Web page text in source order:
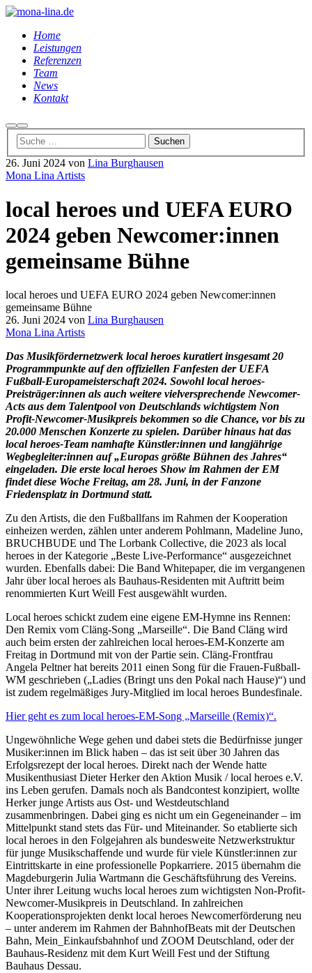
Home
Leistungen
Referenzen
Team
News
Kontakt
Suchen
Hauptmenü
26. Juni 2024 von Lina Burghausen
Mona Lina Artists
local heroes und UEFA EURO
2024 geben Newcomer:innen
gemeinsame Bühne
local heroes und UEFA EURO 2024 geben Newcomer:innen
gemeinsame Bühne
26. Juni 2024 von Lina Burghausen
Mona Lina Artists
Das Musikfördernetzwerk local heroes kuratiert insgesamt 20
Programmpunkte auf den offiziellen Fanfesten der UEFA
Fußball-Europameisterschaft 2024. Sowohl local heroes-
Preisträger:innen als auch weitere vielversprechende Newcomer-
Acts aus dem Talentpool von Deutschlands wichtigstem Non
Profit-Newcomer-Musikpreis bekommen so die Chance, vor bis zu
20.000 Menschen Konzerte zu spielen. Darüber hinaus hat das
local heroes-Team namhafte Künstler:innen und langjährige
Wegbegleiter:innen auf „Europas größte Bühnen des Jahres“
eingeladen. Die erste local heroes Show im Rahmen der EM
findet diese Woche Freitag, am 28. Juni, in der Fanzone
Friedensplatz in Dortmund statt.
Zu den Artists, die den Fußballfans im Rahmen der Kooperation
einheizen werden, zählen unter anderem Pohlmann, Madeline Juno,
BRUCHBUDE und The Lorbank Collective, die 2023 als local
heroes in der Kategorie „Beste Live-Performance“ ausgezeichnet
wurden. Ebenfalls dabei: Die Band Whitepaper, die im vergangenen
Jahr über local heroes als Bauhaus-Residenten mit Auftritt beim
renommierten Kurt Weill Fest ausgewählt wurden.
Local heroes schickt zudem eine eigene EM-Hymne ins Rennen:
Den Remix vom Cläng-Song „Marseille“. Die Band Cläng wird
auch beim ersten der zahlreichen local heroes-EM-Konzerte am
Freitag in Dortmund mit von der Partie sein. Cläng-Frontfrau
Angela Peltner hat bereits 2011 einen Song für die Frauen-Fußball-
WM geschrieben („Ladies (Bringt uns den Pokal nach Hause)“) und
ist zudem regelmäßiges Jury-Mitglied im local heroes Bundesfinale.
Hier geht es zum local heroes-EM-Song „Marseille (Remix)“.
Ungewöhnliche Wege gehen und dabei stets die Bedürfnisse junger
Musiker:innen im Blick haben – das ist seit über 30 Jahren das
Erfolgsrezept der local heroes. Direkt nach der Wende hatte
Musikenthusiast Dieter Herker den Aktion Musik / local heroes e.V.
ins Leben gerufen. Damals noch als Bandcontest konzipiert, wollte
Herker junge Artists aus Ost- und Westdeutschland
zusammenbringen. Dabei ging es nicht um ein Gegeneinander – im
Mittelpunkt stand stets das Für- und Miteinander. So etablierte sich
local heroes in den Folgejahren als bundesweite Netzwerkstruktur
für junge Musikschaffende und wurde für viele Künstler:innen zur
Eintrittskarte in eine professionelle Popkarriere. 2015 übernahm die
Magdeburgerin Julia Wartmann die Geschäftsführung des Vereins.
Unter ihrer Leitung wuchs local heroes zum wichtigsten Non-Profit-
Newcomer-Musikpreis in Deutschland. In zahlreichen
Kooperationsprojekten denkt local heroes Newcomerförderung neu
– unter anderem im Rahmen der BahnhofBeats mit der Deutschen
Bahn, Mein_Einkaufsbahnhof und ZOOM Deutschland, oder der
Bauhaus-Residenz mit dem Kurt Weill Fest und der Stiftung
Bauhaus Dessau.